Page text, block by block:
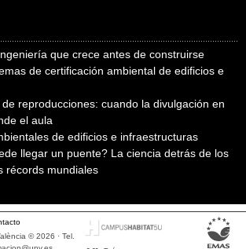
que crece antes de construirse
de certificación ambiental de edificios e
reproducciones: cuando la divulgación en
el aula
de edificios e infraestructuras
llegar un puente? La ciencia detrás de los
récords mundiales
© 2026 · Tel.